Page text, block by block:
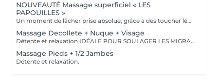
NOUVEAUTÉ Massage superficiel « LES
PAPOUILLES »
Un moment de lâcher prise absolue, grâce a des toucher léger axé sur la caresse et le frisson agréable. A l'aide de plumes, de mains expertes et d'ustensiles soigneusement choisis, ce massage superficiel invite à un voyage sensoriel. Subtil pour apaiser le mental, relâcher les tensions émotionnelles se reconnecter à son corps en toute douceur. Idéal pour les personnes aimant les papouilles.
Massage Decollete + Nuque + Visage
Détente et relaxation IDÉALE POUR SOULAGER LES MIGRAINES
Massage Pieds + 1/2 Jambes
Détente et relaxation.